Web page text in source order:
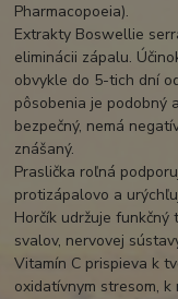
Pharmacopoeia).
Extrakty Boswellie
eliminácii zápalu.
obvykle do 5-tich dní
pôsobenia je podobný
bezpečný, nemá
znášaný.
Praslička roľná
protizápalovo a
Horčík udržuje
svalov, nervovej
Vitamín C prispieva k
oxidatívnym stresom,